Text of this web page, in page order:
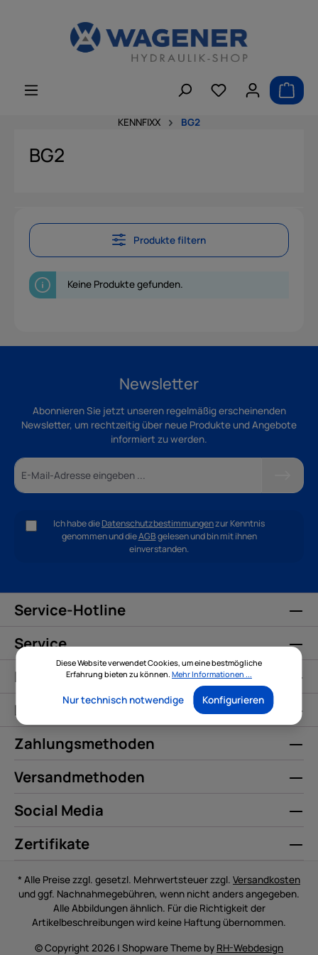
KENNFIXX BG2
BG2
Produkte filtern
Keine Produkte gefunden.
Newsletter
Abonnieren Sie jetzt unseren regelmäßig erscheinenden
Newsletter, um rechtzeitig über neue Produkte und Angebote
informiert zu werden.
Ich habe dieDatenschutzbestimmungenzur Kenntnis
genommen und dieAGBgelesen und bin mit ihnen
einverstanden.
Service-Hotline
Service
Informationen
Kontakt
Zahlungsmethoden
Versandmethoden
Social Media
Zertifikate
* Alle Preise zzgl. gesetzl. Mehrwertsteuer zzgl. Versandkosten
und ggf. Nachnahmegebühren, wenn nicht anders angegeben.
Alle Abbildungen ähnlich. Für die Richtigkeit der
Artikelbeschreibungen wird keine Haftung übernommen.
© Copyright 2026 | Shopware Theme by RH-Webdesign
Diese Website verwendet Cookies, um eine bestmögliche
Erfahrung bieten zu können. Mehr Informationen ...
Nur technisch notwendige Konfigurieren